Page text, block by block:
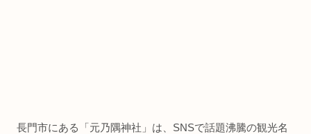
長門市にある「元乃隅神社」は、SNSで話題沸騰の観光名